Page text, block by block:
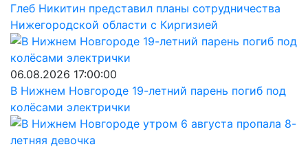
Глеб Никитин представил планы сотрудничества
Нижегородской области с Киргизией
06.08.2026 17:00:00
В Нижнем Новгороде 19-летний парень погиб под
колёсами электрички